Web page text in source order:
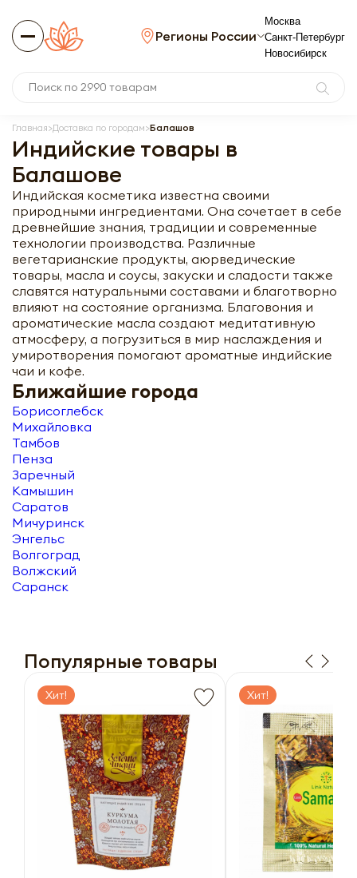
Регионы России
Москва
Санкт-Петербург
Новосибирск
Главная Доставка по городам Балашов
Индийские товары в
Балашове
Индийская косметика известна своими
природными ингредиентами. Она сочетает в себе
древнейшие знания, традиции и современные
технологии производства. Различные
вегетарианские продукты, аюрведические
товары, масла и соусы, закуски и сладости также
славятся натуральными составами и благотворно
влияют на состояние организма. Благовония и
ароматические масла создают медитативную
атмосферу, а погрузиться в мир наслаждения и
умиротворения помогают ароматные индийские
чаи и кофе.
Ближайшие города
Борисоглебск
Михайловка
Тамбов
Пенза
Заречный
Камышин
Саратов
Мичуринск
Энгельс
Волгоград
Волжский
Саранск
Популярные товары
Хит! Хит!